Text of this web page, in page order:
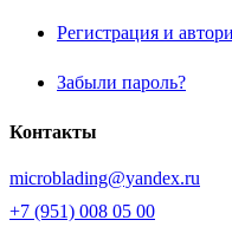
Регистрация и
Забыли пароль?
Контакты
microblading@yandex.ru
+7 (951) 008 05 00